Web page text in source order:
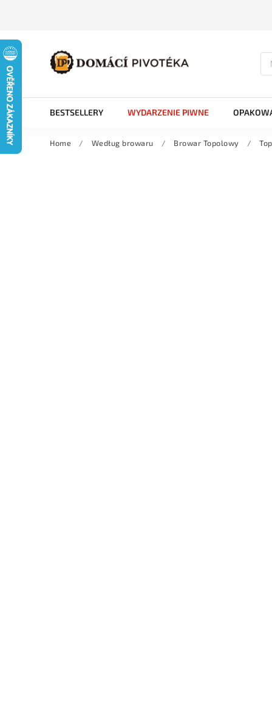
BESTSELLERY WYDARZENIE PIWNE
Home / Według browaru / Browar Topolowy /